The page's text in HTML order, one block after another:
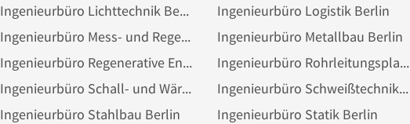
Ingenieurbüro Lichttechnik Berlin Ingenieurbüro Logistik Berlin
Ingenieurbüro Mess- und Regeltechnik Berlin Ingenieurbüro Metallbau Berlin
Ingenieurbüro Regenerative Energien Berlin Ingenieurbüro Rohrleitungsplanung Berlin
Ingenieurbüro Schall- und Wärmeschutz Berlin Ingenieurbüro Schweißtechnik Berlin
Ingenieurbüro Stahlbau Berlin Ingenieurbüro Statik Berlin